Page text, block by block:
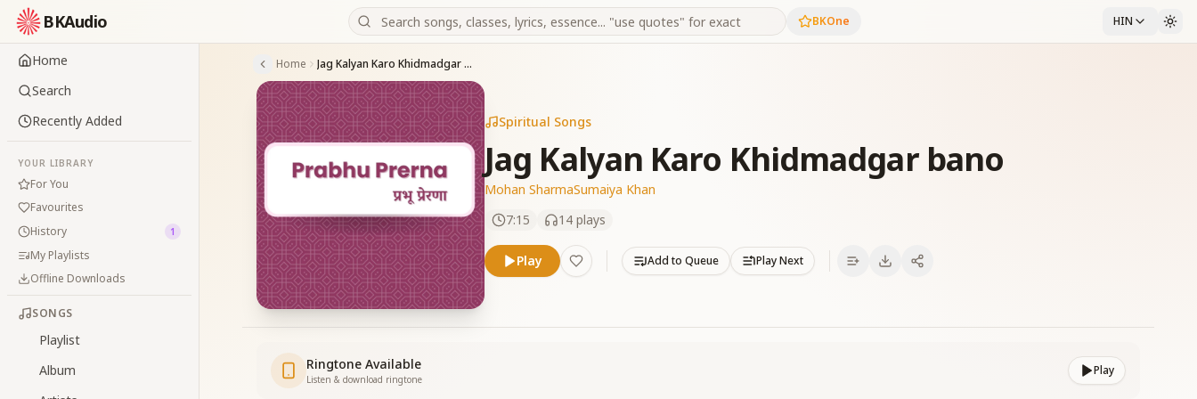
BKAudio BKOne HIN
Home
Search
Recently Added
YOUR LIBRARY
For You
Favourites
History
1
My Playlists
Offline Downloads
SONGS
Playlist
Album
Home Jag Kalyan Karo Khidmadgar bano
Spiritual Songs
Jag Kalyan Karo Khidmadgar bano
Mohan SharmaSumaiya Khan
7:15
14 plays
Play Add to Queue Play Next
Ringtone Available
Listen & download ringtone
Play